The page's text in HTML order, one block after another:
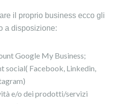
il proprio business ecco gli
a disposizione:
Google My Business;
social( Facebook, Linkedin,
e/o dei prodotti/servizi